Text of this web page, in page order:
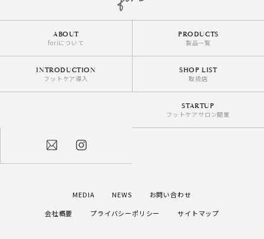
ABOUT
foriについて
PRODUCTS
製品一覧
INTRODUCTION
フットケア導入
SHOP LIST
取扱店
STARTUP
フットケアサロン開業
MEDIA NEWS
お問い合わせ
会社概要
プライバシーポリシー サイトマップ